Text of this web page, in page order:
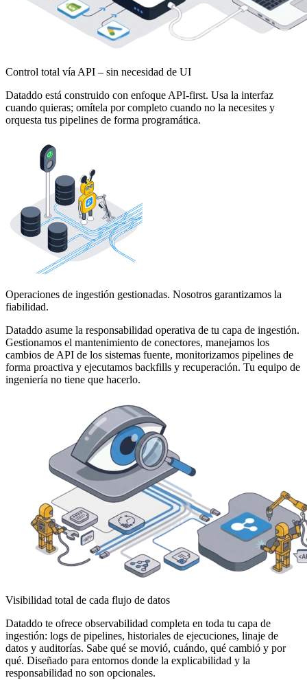
Control total vía API – sin necesidad de UI
Dataddo está construido con enfoque API-first. Usa la interfaz
cuando quieras; omítela por completo cuando no la necesites y
orquesta tus pipelines de forma programática.
Operaciones de ingestión gestionadas. Nosotros garantizamos la
fiabilidad.
Dataddo asume la responsabilidad operativa de tu capa de ingestión.
Gestionamos el mantenimiento de conectores, manejamos los
cambios de API de los sistemas fuente, monitorizamos pipelines de
forma proactiva y ejecutamos backfills y recuperación. Tu equipo de
ingeniería no tiene que hacerlo.
Visibilidad total de cada flujo de datos
Dataddo te ofrece observabilidad completa en toda tu capa de
ingestión: logs de pipelines, historiales de ejecuciones, linaje de
datos y auditorías. Sabe qué se movió, cuándo, qué cambió y por
qué. Diseñado para entornos donde la explicabilidad y la
responsabilidad no son opcionales.